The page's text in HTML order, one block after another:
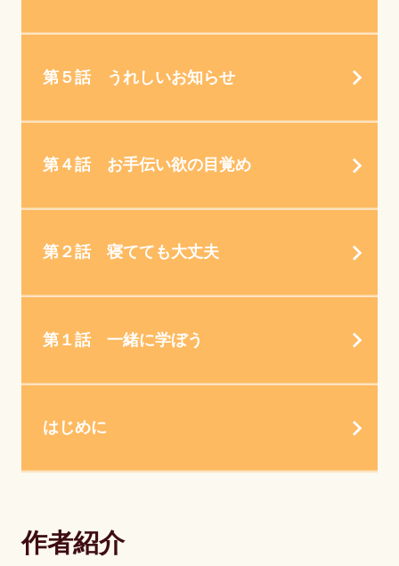
第５話 うれしいお知らせ
第４話 お手伝い欲の目覚め
第２話 寝てても大丈夫
第１話 一緒に学ぼう
はじめに
作者紹介